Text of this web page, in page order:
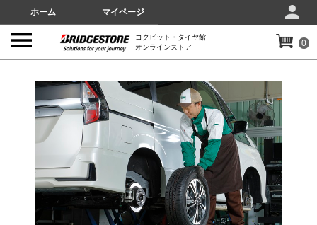
ホーム マイページ
コクピット・タイヤ館
オンラインストア
0